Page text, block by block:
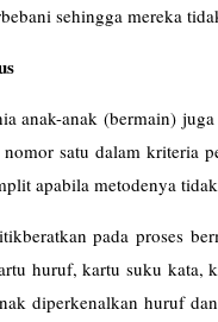
sehingga mereka
anak-anak (bermain)
satu dalam kriteria
apabila metodenya
pada proses
huruf, kartu suku kata,
diperkenalkan huruf